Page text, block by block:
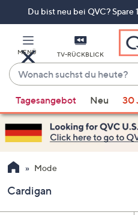
Du bist neu bei QVC?
MENÜ TV-RÜCKBLICK
Wonach
suchst
du
heute?
Vorschläge
verfügbar
sind,
verwenden
Sie
Pfeiltasten
nach
Tagesangebot Neu 30
Mode
Cardigan